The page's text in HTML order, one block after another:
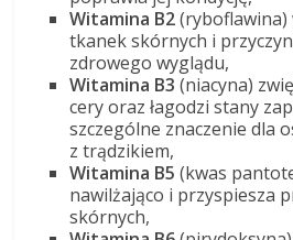
Witamina B2
tkanek skórnych i
zdrowego wyglądu,
Witamina B3 (niacyna)
cery oraz łagodzi stany
szczególne znaczenie dla
z trądzikiem,
Witamina B5 (kwas
nawilżająco i przyspiesza
skórnych,